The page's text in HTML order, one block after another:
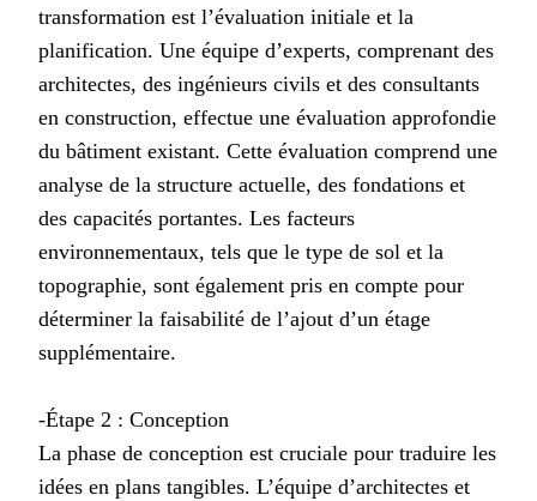
transformation est l’évaluation initiale et la
planification. Une équipe d’experts, comprenant des
architectes, des ingénieurs civils et des consultants
en construction, effectue une évaluation approfondie
du bâtiment existant. Cette évaluation comprend une
analyse de la structure actuelle, des fondations et
des capacités portantes. Les facteurs
environnementaux, tels que le type de sol et la
topographie, sont également pris en compte pour
déterminer la faisabilité de l’ajout d’un étage
supplémentaire.
-Étape 2 : Conception
La phase de conception est cruciale pour traduire les
idées en plans tangibles. L’équipe d’architectes et